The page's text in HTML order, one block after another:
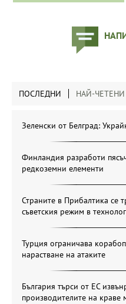
ПОСЛЕДНИ НАЙ-ЧЕТЕНИ
Зеленски от Белград:
Финландия разработи
редкоземни елементи
Страните в Прибалтика се
съветския режим в
Турция ограничава
нарастване на атаките
България търси от ЕС
производителите на краве